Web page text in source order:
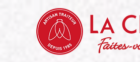
Faites-